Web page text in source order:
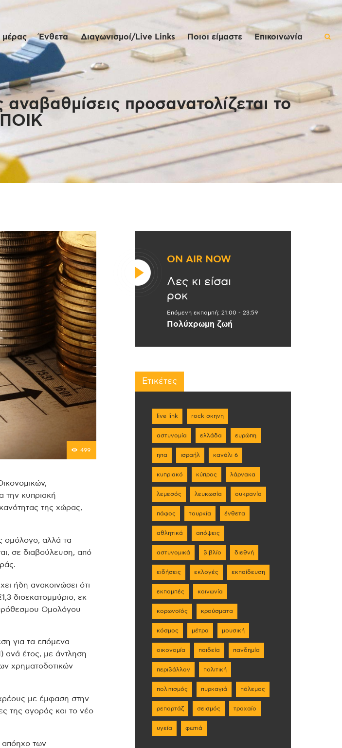
μέρας Ένθετα Διαγωνισμοί/Live Links Ποιοι είμαστε Επικοινωνία
προσανατολίζεται το
Live
499
την κυπριακή
της χώρας,
ομόλογο, αλλά τα
σε διαβούλευση, από
ήδη ανακοινώσει ότι
δισεκατομμύριο, εκ
Ομολόγου
για τα επόμενα
ανά έτος, με άντληση
χρηματοδοτικών
με έμφαση στην
της αγοράς και το νέο
απόηχο των
ON AIR NOW
Λες κι είσαι
ροκ
Επόμενη εκπομπή: 21:00 - 23:59
Πολύχρωμη ζωή
Ετικέτες
live link rock σκηνη
αστυνομία ελλάδα ευρώπη
ηπα ισραήλ κανάλι 6
κυπριακό κύπρος λάρνακα
λεμεσός λευκωσία ουκρανία
πάφος τουρκία ένθετα
αθλητικά απόψεις
αστυνομικά βιβλίο διεθνή
ειδήσεις εκλογές εκπαίδευση
εκπομπές κοινωνία
κορωνοϊός κρούσματα
κόσμος μέτρα μουσική
οικονομία παιδεία πανδημία
περιβάλλον πολιτική
πολιτισμός πυρκαγιά πόλεμος
ρεπορτάζ σεισμός τροχαίο
υγεία φωτιά